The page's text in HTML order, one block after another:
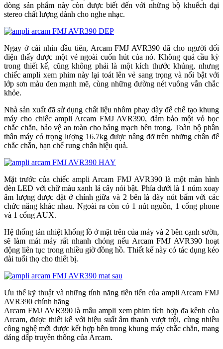
dòng sản phẩm này còn được biết đến với những bộ khuếch đại
stereo chất lượng dành cho nghe nhạc.
Ngay ở cái nhìn đầu tiên, Arcam FMJ AVR390 đã cho người đối
diện thấy được một vẻ ngoài cuốn hút của nó. Không quá cầu kỳ
trong thiết kế, cũng không phải là một kích thước khủng, nhưng
chiếc ampli xem phim này lại toát lên vẻ sang trọng và nổi bật với
lớp sơn màu đen mạnh mẽ, cùng những đường nét vuông vắn chắc
khỏe.
Nhà sản xuất đã sử dụng chất liệu nhôm phay dày để chế tạo khung
máy cho chiếc ampli Arcam FMJ AVR390, đảm bảo một vỏ bọc
chắc chắn, bảo vệ an toàn cho bảng mạch bên trong. Toàn bộ phần
thân máy có trọng lượng 16.7kg được nâng đỡ trên những chân đế
chắc chắn, hạn chế rung chấn hiệu quả.
Mặt trước của chiếc ampli Arcam FMJ AVR390 là một màn hình
đèn LED với chữ màu xanh lá cây nỏi bật. Phía dưới là 1 núm xoay
âm lượng được đặt ở chính giữa và 2 bên là dãy nút bấm với các
chức năng khác nhau. Ngoài ra còn có 1 nút nguồn, 1 cổng phone
và 1 cổng AUX.
Hệ thống tản nhiệt khổng lồ ở mặt trên của máy và 2 bên cạnh sườn,
sẽ làm mát máy rất nhanh chóng nếu Arcam FMJ AVR390 hoạt
động liên tục trong nhiều giờ đồng hồ. Thiết kế này có tác dụng kéo
dài tuổi thọ cho thiết bị.
Ưu thế kỹ thuật và những tính năng tiên tiến của ampli Arcam FMJ
AVR390 chính hãng
Arcam FMJ AVR390 là mẫu ampli xem phim tích hợp đa kênh của
Arcam, được thiết kế với hiệu suất âm thanh vượt trội, cùng nhiều
công nghệ mới được kết hợp bên trong khung máy chắc chắn, mang
dáng dấp truyền thống của Arcam.